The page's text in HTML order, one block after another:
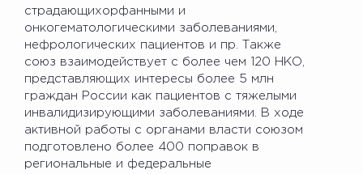
страдающихорфанными и
онкогематологическими заболеваниями,
нефрологических пациентов и пр. Также
союз взаимодействует с более чем 120 НКО,
представляющих интересы более 5 млн
граждан России как пациентов с тяжелыми
инвалидизирующими заболеваниями. В ходе
активной работы с органами власти союзом
подготовлено более 400 поправок в
региональные и федеральные